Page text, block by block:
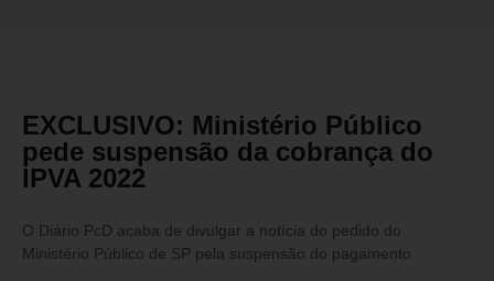
EXCLUSIVO: Ministério Público
pede suspensão da cobrança do
IPVA 2022
O Diário PcD acaba de divulgar a notícia do pedido do
Ministério Público de SP pela suspensão do pagamento